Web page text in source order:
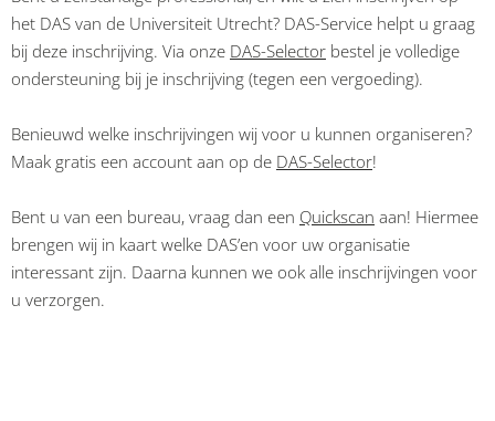
het DAS van de Universiteit Utrecht? DAS-Service helpt u graag
bij deze inschrijving. Via onze DAS-Selector bestel je volledige
ondersteuning bij je inschrijving (tegen een vergoeding).
Benieuwd welke inschrijvingen wij voor u kunnen organiseren?
Maak gratis een account aan op de DAS-Selector!
Bent u van een bureau, vraag dan een Quickscan aan! Hiermee
brengen wij in kaart welke DAS’en voor uw organisatie
interessant zijn. Daarna kunnen we ook alle inschrijvingen voor
u verzorgen.